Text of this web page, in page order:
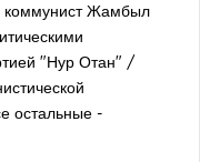
коммунист Жамбыл
"Нур Отан" /
остальные -